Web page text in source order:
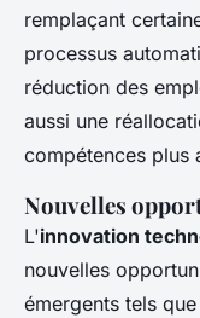
remplaçant
processus
réduction des
aussi une
compétences plus
Nouvelles
L'innovation
nouvelles
émergents tels